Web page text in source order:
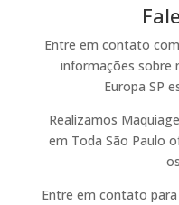
Entre em contato
informações sobre
Europa SP
Realizamos
em Toda São Paulo
Entre em contato